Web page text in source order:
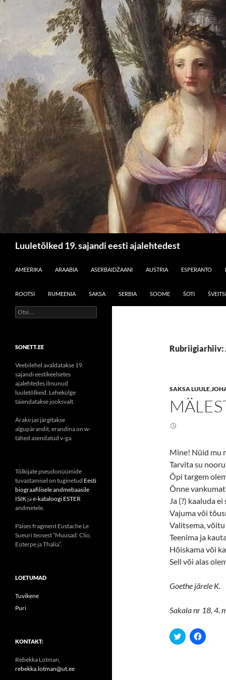
Luuletõlked 19. sajandi eesti ajalehtedest
AMEERIKA
ARAABIA ASERBAIDŽAANI AUSTRIA ESPERANTO
ROOTSI RUMEENIA SAKSA SERBIA SOOME ŠOTI ŠVEITSI
Rubriigiarhiiv:
SAKSA LUULE,
Mine! Nüid mu
Tarvita su
Õpi targem
Õnne
Ja (?) kaaluda ei
Vajuma või
Valitsema, võitu
Teenima ja
Hõiskama või
Sell või alas
Goethe järele K.
Sakala nr 18, 4.
C
l
C
l
Otsi:
SONETT.EE
Veebilehel avaldatakse 19.
sajandi eestikeelsetes
ajalehtedes ilmunud
luuletõlkeid. Lehekülge
täiendatakse jooksvalt.
Ärakirjas järgitakse
algupärandit, erandina on w-
tähed asendatud v-ga.
Tõlkijate pseudonüümide
tuvastamisel on tuginetud Eesti
biograafilisele andmebaasile
ISIK jae-kataloogi ESTER
andmetele.
Päises fragment Eustache Le
Sueuri teosest “Muusad: Clio,
Euterpe ja Thalia”.
LOETUMAD
Tuvikene
Puri
KONTAKT:
Rebekka Lotman,
rebekka.lotman@ut.ee